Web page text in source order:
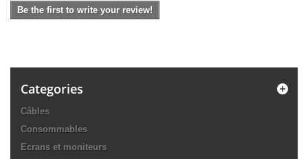
Be the first to write your review!
Categories
Câbles
Consommables
Ecrans et moniteurs